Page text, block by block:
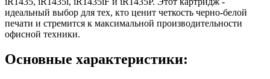
идеальный выбор для тех, кто ценит четкость черно-белой
печати и стремится к максимальной производительности
офисной техники.
Основные характеристики: